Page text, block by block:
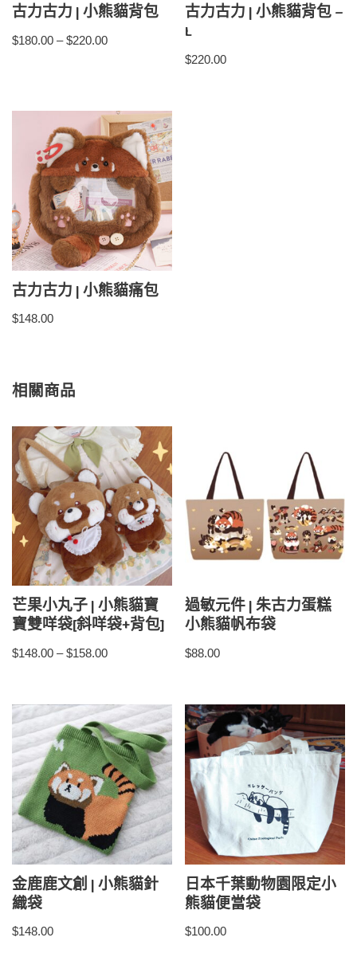
古力古力 | 小熊貓背包
$180.00 – $220.00
古力古力 | 小熊貓背包 –
L
$220.00
古力古力 | 小熊貓痛包
$148.00
相關商品
芒果小丸子 | 小熊貓寶
寶雙咩袋[斜咩袋+背包]
$148.00 – $158.00
過敏元件 | 朱古力蛋糕
小熊貓帆布袋
$88.00
金鹿鹿文創 | 小熊貓針
織袋
$148.00
日本千葉動物園限定小
熊貓便當袋
$100.00